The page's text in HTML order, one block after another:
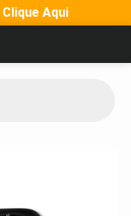
Clique Aqui